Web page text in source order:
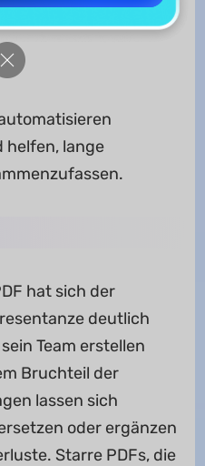
helfen, lange
hat sich der
deutlich
Team erstellen
Bruchteil der
lassen sich
oder ergänzen
Starre PDFs, die